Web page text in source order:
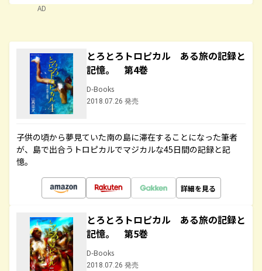
AD
とろとろトロピカル ある旅の記録と
記憶。 第4巻
D-Books
2018.07.26 発売
子供の頃から夢見ていた南の島に滞在することになった筆者
が、島で出合うトロピカルでマジカルな45日間の記録と記
憶。
詳細を見る
とろとろトロピカル ある旅の記録と
記憶。 第5巻
D-Books
2018.07.26 発売